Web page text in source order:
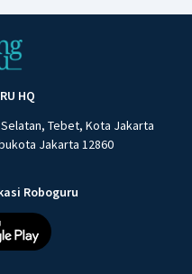
HQ
Tebet, Kota Jakarta
Jakarta 12860
Roboguru